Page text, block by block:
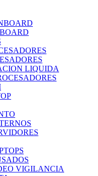
LIQUIDA
VIGILANCIA